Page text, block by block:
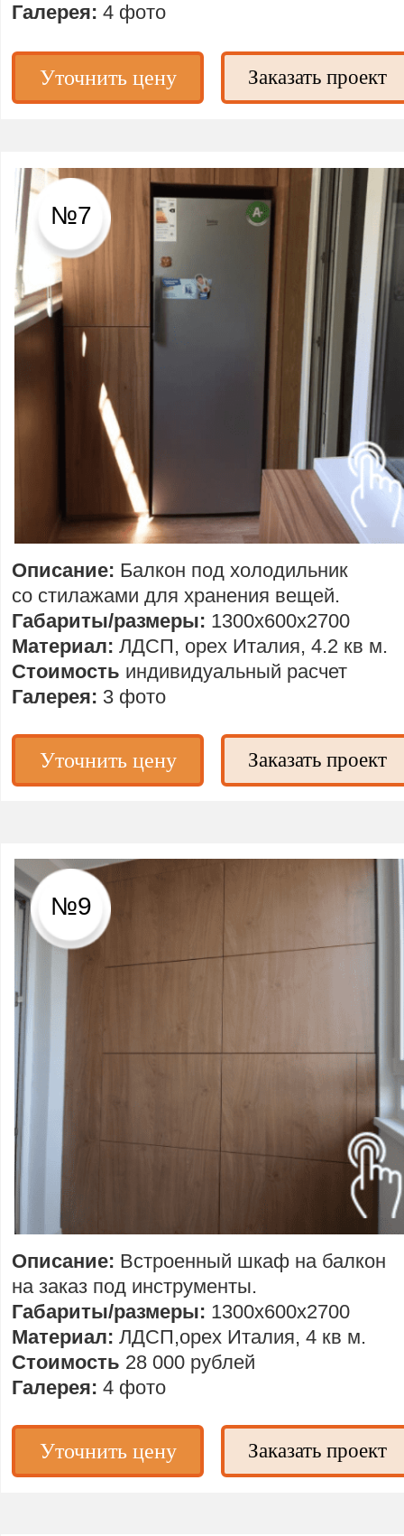
Описание: Встроенный шкаф на балкон
на заказ под инструменты.
Габариты/размеры: 1300х600х2700
Материал: ЛДСП,орех Италия, 4 кв м.
Стоимость 28 000 рублей
Галерея: 4 фото
Описание: Балкон под холодильник
со стилажами для хранения вещей.
Габариты/размеры: 1300х600х2700
Материал: ЛДСП, орех Италия, 4.2 кв м.
Стоимость индивидуальный расчет
Галерея: 3 фото
Галерея:4 фото
Уточнить цену Заказать проект
№9
Заказать проект
№7
Заказать проект
Уточнить цену
Уточнить цену